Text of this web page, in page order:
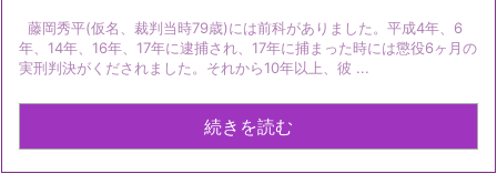
藤岡秀平(仮名、裁判当時79歳)には前科がありました。平成4年、6
年、14年、16年、17年に逮捕され、17年に捕まった時には懲役6ヶ月の
実刑判決がくだされました。それから10年以上、彼 ...
続きを読む